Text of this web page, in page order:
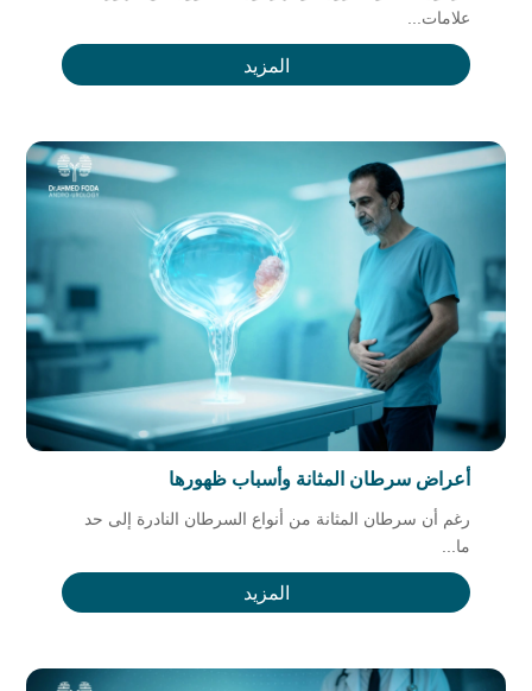
علامات...
المزيد
أعراض سرطان المثانة وأسباب ظهورها
رغم أن سرطان المثانة من أنواع السرطان النادرة إلى حد
ما...
المزيد